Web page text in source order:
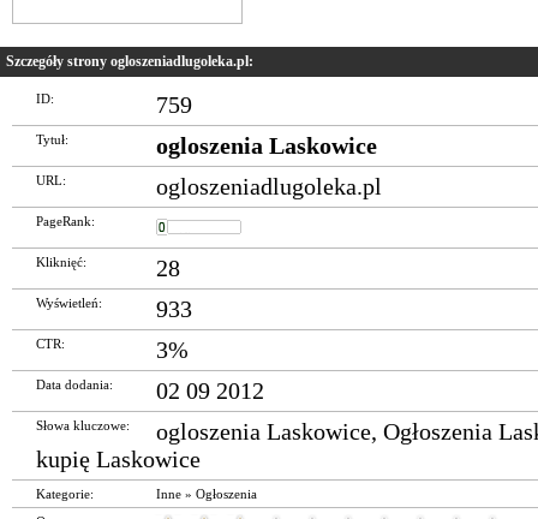
Szczegóły strony ogloszeniadlugoleka.pl:
ID: 759
Tytuł: ogloszenia Laskowice
URL: ogloszeniadlugoleka.pl
PageRank:
Kliknięć: 28
Wyświetleń: 933
CTR: 3%
Data dodania: 02 09 2012
Słowa kluczowe: ogloszenia Laskowice, Ogłoszenia
kupię Laskowice
Kategorie: Inne » Ogłoszenia